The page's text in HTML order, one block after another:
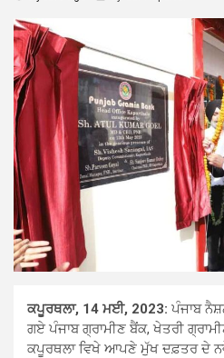
ਕਪੂਰਥਲਾ, 14 ਮਈ, 2023: ਪੰਜਾਬ
ਗਏ ਪੰਜਾਬ ਗ੍ਰਾਮੀਣ ਬੈਂਕ, ਖੇਤਰੀ
ਕਪੂਰਥਲਾ ਵਿਖੇ ਆਪਣੇ ਮੁੱਖ ਦਫ਼ਤਰ ਦੇ